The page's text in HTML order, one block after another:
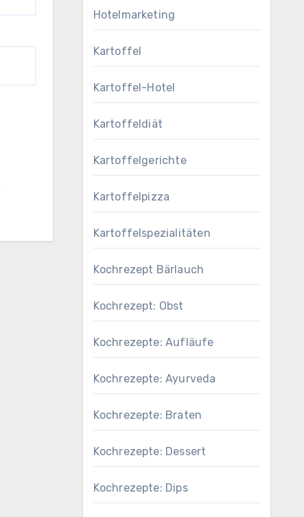
Hotelmarketing
Kartoffel
Kartoffel-Hotel
Kartoffeldiät
Kartoffelgerichte
Kartoffelpizza
Kartoffelspezialitäten
Kochrezept Bärlauch
Kochrezept: Obst
Kochrezepte: Aufläufe
Kochrezepte: Ayurveda
Kochrezepte: Braten
Kochrezepte: Dessert
Kochrezepte: Dips